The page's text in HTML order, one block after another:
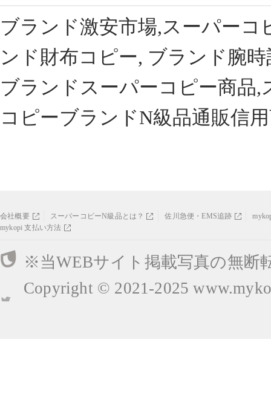
ブランド激安市場,スーパー
ンド財布コピー, ブランド腕
ブランドスーパーコピー商品
コピーブランドN級品通販信
会社概要 スーパーコピーN級品とは？ 佐川急便・EMS追跡
mykopi 支払い方法
※当WEBサイト掲載写真の無断
Copyright © 2021-2025